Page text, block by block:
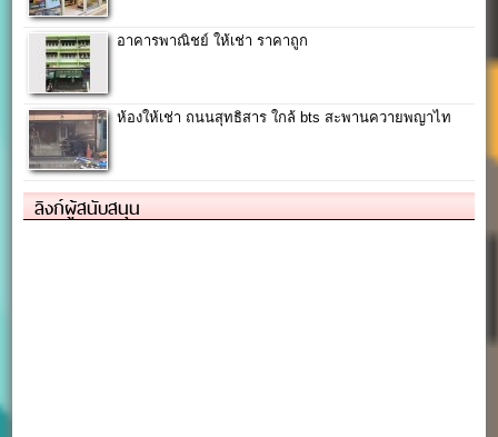
อาคารพาณิชย์ ให้เช่า ราคาถูก
ห้องให้เช่า ถนนสุทธิสาร ใกล้ bts สะพานควายพญาไท
ลิงก์ผู้สนับสนุน